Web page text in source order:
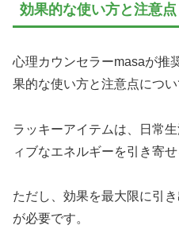
効果的な使い方と注意点
心理カウンセラーmasaが推
果的な使い方と注意点につい
ラッキーアイテムは、日常
ィブなエネルギーを引き寄せ
ただし、効果を最大限に引
が必要です。